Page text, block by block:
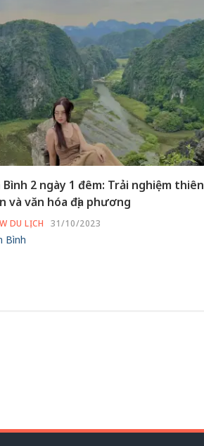
Bình 2 ngày 1 đêm: Trải nghiệm thiên
và văn hóa địa phương
DU LỊCH 31/10/2023
Bình